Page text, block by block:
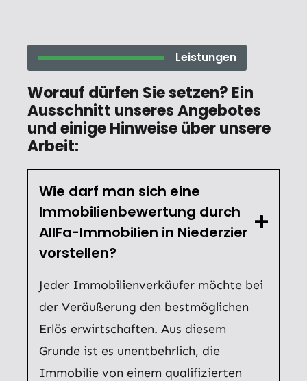
Leistungen
Worauf dürfen Sie setzen? Ein
Ausschnitt unseres Angebotes
und einige Hinweise über unsere
Arbeit:
Wie darf man sich eine
Immobilienbewertung durch
AllFa-Immobilien in Niederzier
vorstellen?
Jeder Immobilienverkäufer möchte bei
der Veräußerung den bestmöglichen
Erlös erwirtschaften. Aus diesem
Grunde ist es unentbehrlich, die
Immobilie von einem qualifizierten